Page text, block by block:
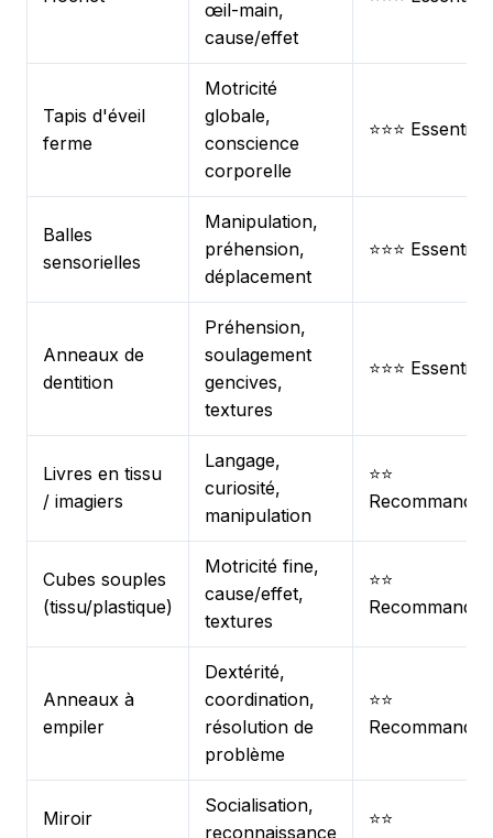
œil-main,
cause/effet
Tapis d'éveil
ferme
Motricité
globale,
conscience
corporelle
⭐⭐⭐ Essentiel
Balles
sensorielles
Manipulation,
préhension,
déplacement
⭐⭐⭐ Essentiel
Anneaux de
dentition
Préhension,
soulagement
gencives,
textures
⭐⭐⭐ Essentiel
Livres en tissu
/ imagiers
Langage,
curiosité,
manipulation
⭐⭐
Recommandé
Cubes souples
(tissu/plastique)
Motricité fine,
cause/effet,
textures
⭐⭐
Recommandé
Anneaux à
empiler
Dextérité,
coordination,
résolution de
problème
⭐⭐
Recommandé
Miroir
Socialisation,
reconnaissance
⭐⭐